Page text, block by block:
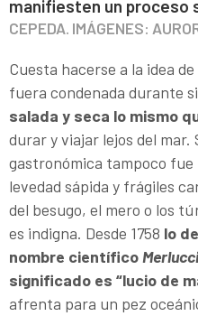
manifiesten un proceso
CEPEDA. IMÁGENES:
Cuesta hacerse a la idea
fuera condenada durante
salada y seca lo mismo
durar y viajar lejos del mar.
gastronómica tampoco fue
levedad sápida y frágiles
del besugo, el mero o los
es indigna. Desde 1758 lo
nombre científico
significado es “lucio de
afrenta para un pez